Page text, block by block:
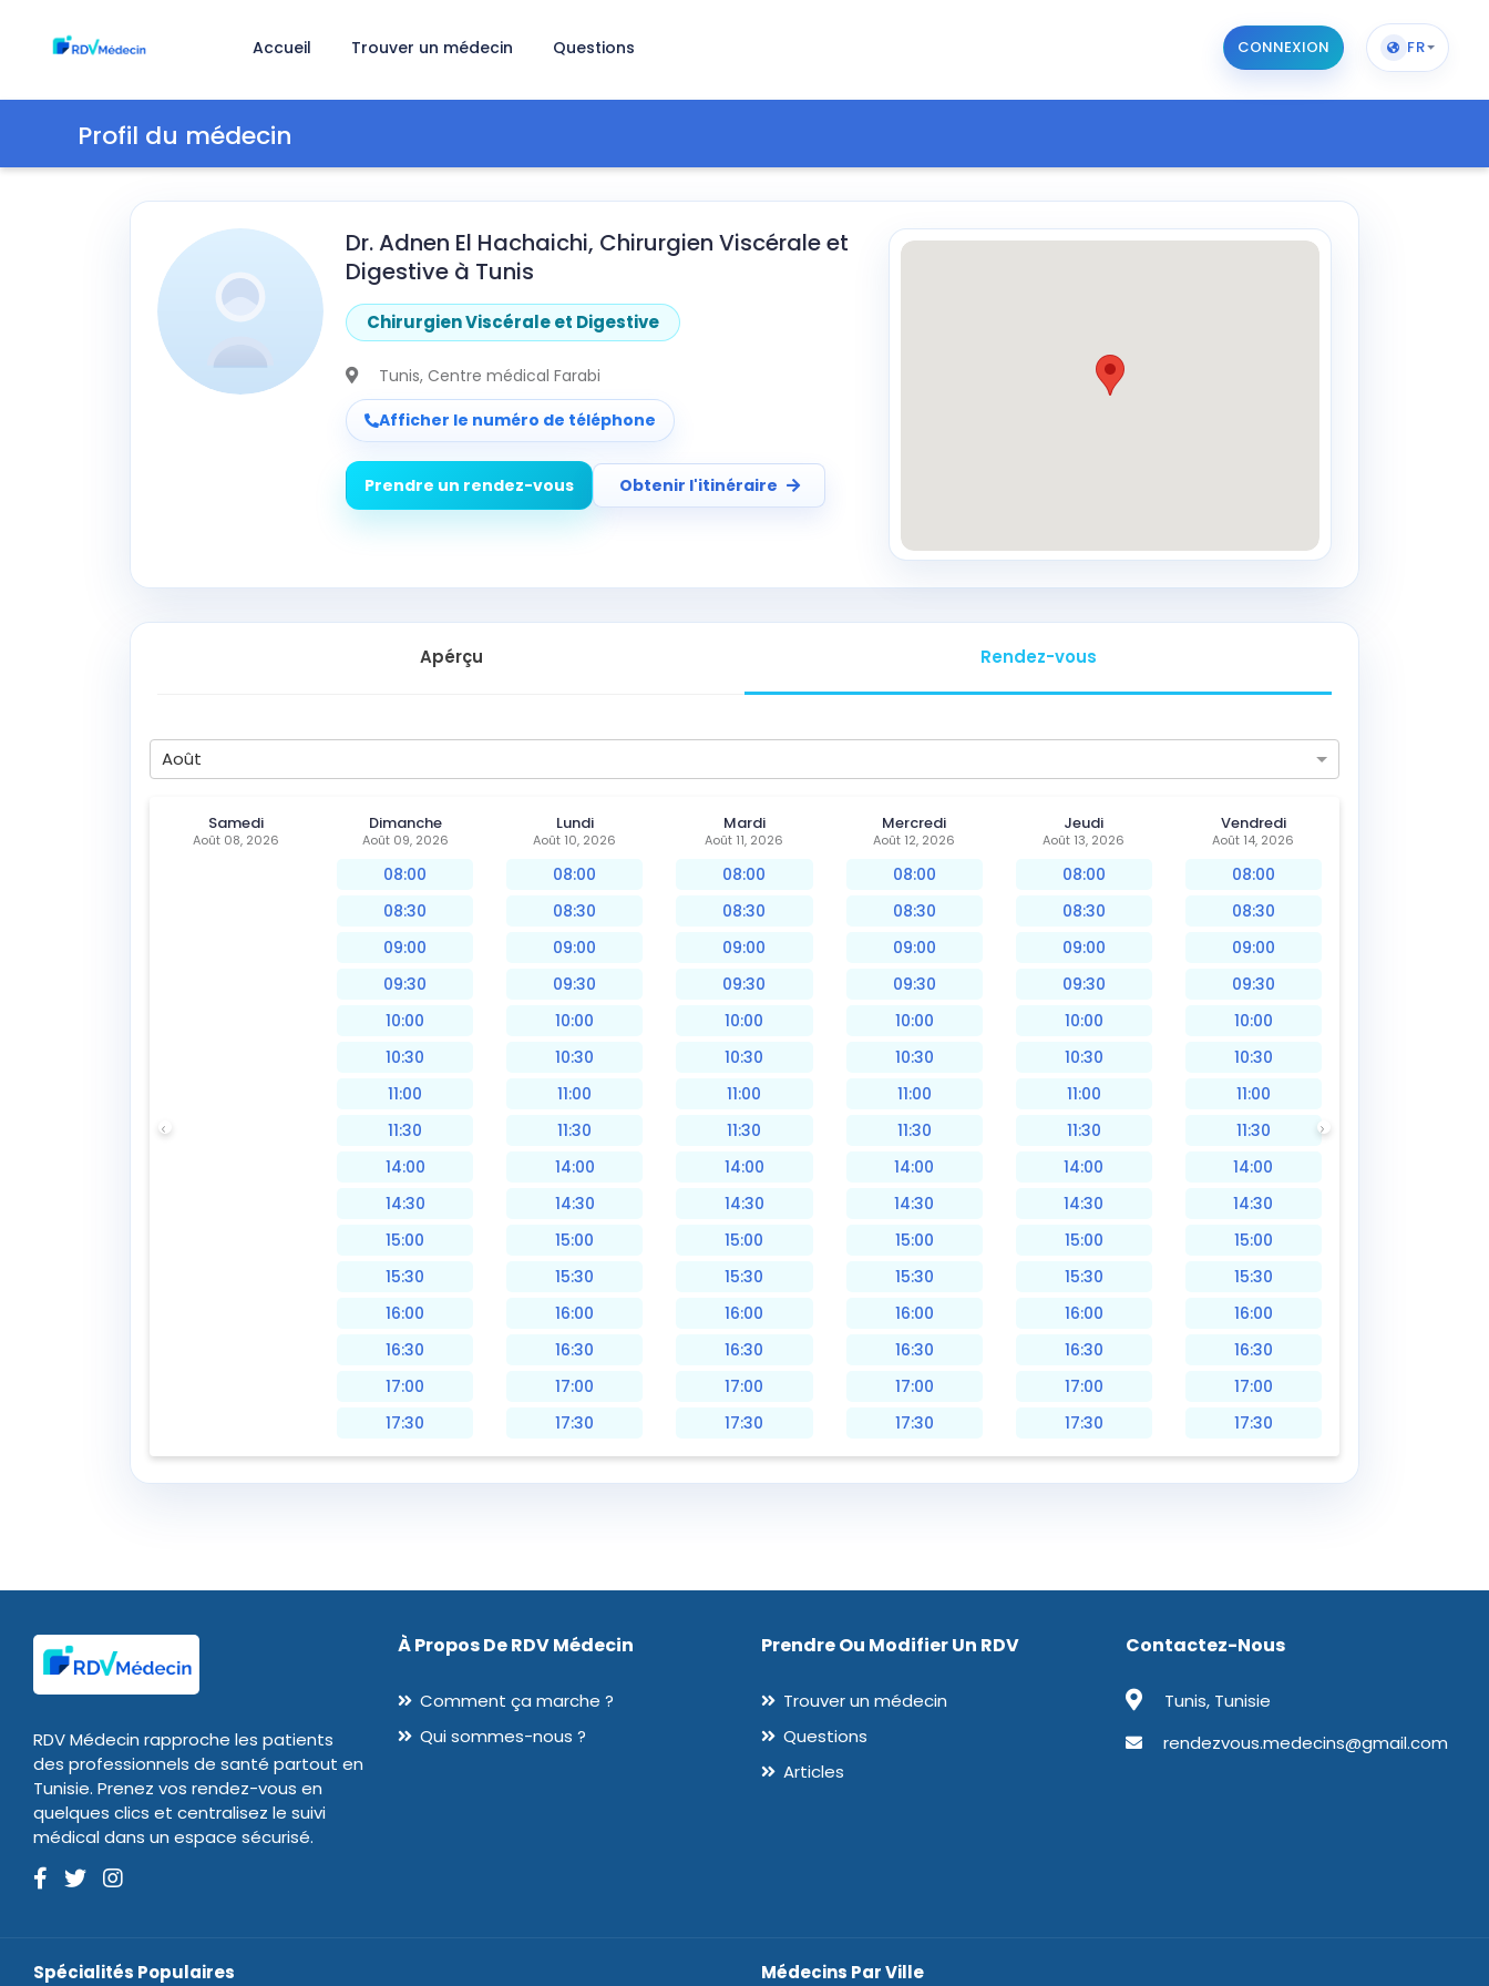
Accueil Trouver un médecin Questions CONNEXION FR
Profil du médecin
Dr. Adnen El Hachaichi, Chirurgien Viscérale et
Digestive à Tunis
Chirurgien Viscérale et Digestive
Tunis, Centre médical Farabi
Afficher le numéro de téléphone
Prendre un rendez-vous Obtenir l'itinéraire
Apérçu Rendez-vous
Août
Samedi
Août 08, 2026
Dimanche
Août 09, 2026
08:00
08:30
09:00
09:30
10:00
10:30
11:00
11:30
14:00
14:30
15:00
15:30
16:00
16:30
17:00
17:30
Lundi
Août 10, 2026
08:00
08:30
09:00
09:30
10:00
10:30
11:00
11:30
14:00
14:30
15:00
15:30
16:00
16:30
17:00
17:30
Mardi
Août 11, 2026
08:00
08:30
09:00
09:30
10:00
10:30
11:00
11:30
14:00
14:30
15:00
15:30
16:00
16:30
17:00
17:30
Mercredi
Août 12, 2026
08:00
08:30
09:00
09:30
10:00
10:30
11:00
11:30
14:00
14:30
15:00
15:30
16:00
16:30
17:00
17:30
Jeudi
Août 13, 2026
08:00
08:30
09:00
09:30
10:00
10:30
11:00
11:30
14:00
14:30
15:00
15:30
16:00
16:30
17:00
17:30
Vendredi
Août 14, 2026
08:00
08:30
09:00
09:30
10:00
10:30
11:00
11:30
14:00
14:30
15:00
15:30
16:00
16:30
17:00
17:30
RDV Médecin rapproche les patients
des professionnels de santé partout en
Tunisie. Prenez vos rendez-vous en
quelques clics et centralisez le suivi
médical dans un espace sécurisé.
À Propos De RDV Médecin
Comment ça marche ?
Qui sommes-nous ?
Prendre Ou Modifier Un RDV
Trouver un médecin
Questions
Articles
Contactez-Nous
Tunis, Tunisie
rendezvous.medecins@gmail.com
Spécialités Populaires Médecins Par Ville